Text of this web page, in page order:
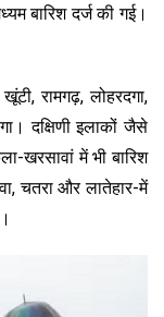
बारिश दर्ज की गई।
रामगढ़, लोहरदगा,
दक्षिणी इलाकों जैसे
खरसावां में भी बारिश
चतरा और लातेहार-में